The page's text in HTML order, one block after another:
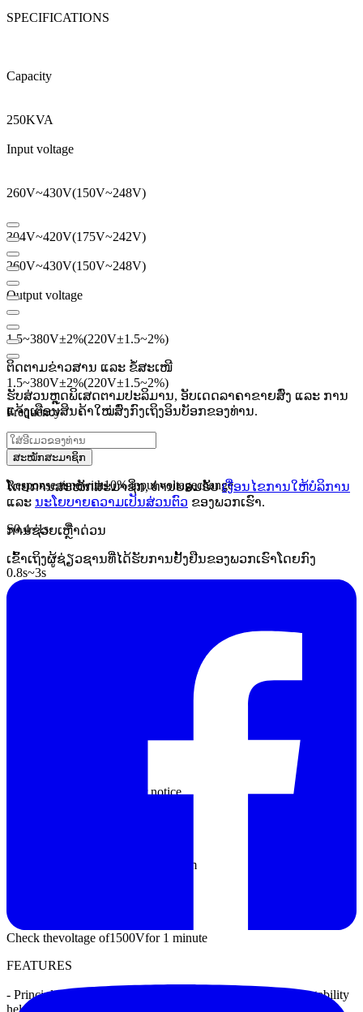
SPECIFICATIONS
Capacity
250KVA
Input voltage
260V~430V(150V~248V)
304V~420V(175V~242V)
260V~430V(150V~248V)
Output voltage
1.5~380V±2%(220V±1.5~2%)
1.5~380V±2%(220V±1.5~2%)
Frequency
49~62Hz
Response timewith10% input voltagechange
S0.4~1s
0.8s~3s
prior notice
pm
Check thevoltage of1500Vfor 1 minute
FEATURES
- Principle: Regulating voltage stability
helps
ຕິດຕາມຂ່າວສານ ແລະ ຂໍ້ສະເໜີ
ຮັບສ່ວນຫຼຸດພິເສດຕາມປະລິມານ, ອັບເດດລາຄາຂາຍສົ່ງ ແລະ ການ
ແຈ້ງເຕືອນສິນຄ້າໃໝ່ສົ່ງກົງເຖິງອິນບັອກຂອງທ່ານ.
ສະໝັກສະມາຊິກ
ໂດຍການສະໝັກສະມາຊິກ, ທ່ານຍອມຮັບເງື່ອນໄຂການໃຫ້ບໍລິການ
ແລະ ນະໂຍບາຍຄວາມເປັນສ່ວນຕົວ ຂອງພວກເຮົາ.
ການຊ່ວຍເຫຼືໍາດ່ວນ
ເຂົ້າເຖິງຜູ້ຊ່ຽວຊານທີ່ໄດ້ຮັບການຢັ້ງຢືນຂອງພວກເຮົາໂດຍກົງ